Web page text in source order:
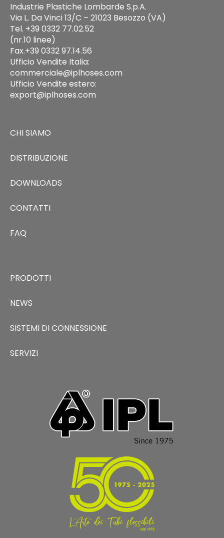
Industrie Plastiche Lombarde S.p.A.
Via L. Da Vinci 13/C – 21023 Besozzo (VA)
Tel. +39 0332 77.02.52
(nr.10 linee)
Fax.+39 0332 97.14.56
Ufficio Vendite Italia:
commerciale@iplhoses.com
Ufficio Vendite estero:
export@iplhoses.com
CHI SIAMO
DISTRIBUZIONE
DOWNLOADS
CONTATTI
FAQ
PRODOTTI
NEWS
SISTEMI DI CONNESSIONE
SERVIZI